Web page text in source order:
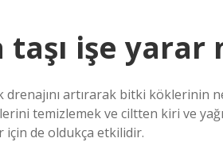
taşı işe yarar
artırarak bitki köklerinin
temizlemek ve ciltten kiri ve
için de oldukça etkilidir.